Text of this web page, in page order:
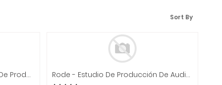
Sort By
Rode - Consola Para Estudio De Producción De Audio, Color: Blanco Mod.Rodecaster Duo W Rode - Estudio De Producción De Audio Integrado, Color: Blanco Mod.RODECaster Pro II W